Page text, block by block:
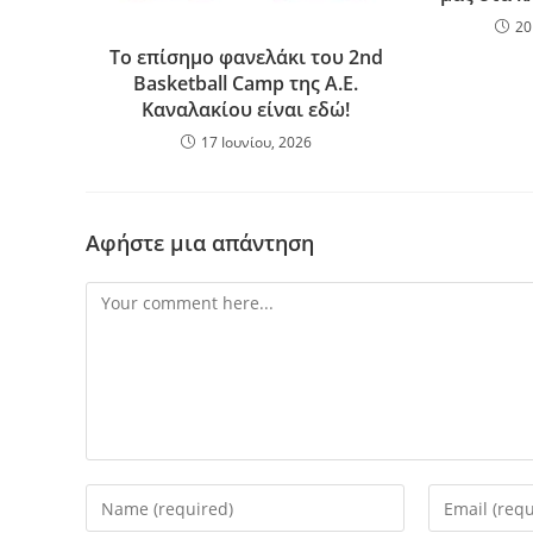
Το επίσημο φανελάκι του 2nd
Basketball Camp της Α.Ε.
Καναλακίου είναι εδώ!
17 Ιουνίου, 2026
Αφήστε μια απάντηση